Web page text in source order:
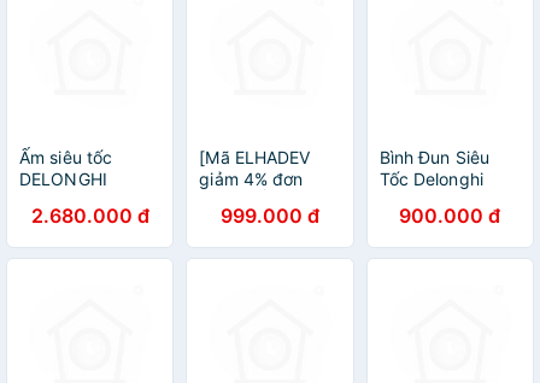
Ấm siêu tốc
DELONGHI
BG) màu xanh
oliu
2.680.000 đ
[Mã ELHADEV
giảm 4% đơn
tốc Delonghi
KBH-2001
Esclusivo - Hàng
999.000 đ
Bình Đun Siêu
Tốc Delonghi
900.000 đ